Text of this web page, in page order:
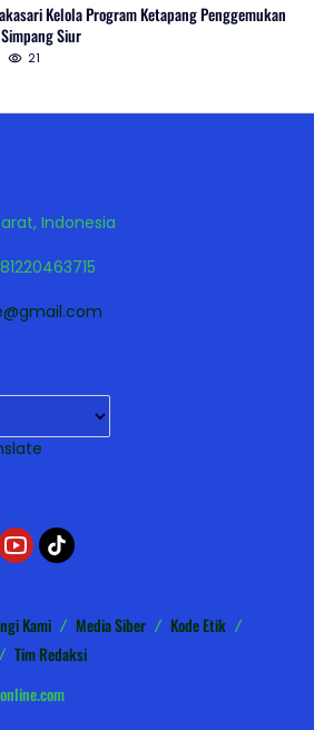
Kelola Program Ketapang Penggemukan
Siur
21
Indonesia
Kami Media Siber
Kode Etik
Tim Redaksi